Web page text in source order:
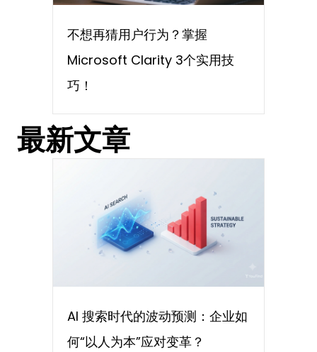
不想再猜用户行为？掌握
Microsoft Clarity 3个实用技
巧！
最新文章
AI 搜索时代的波动预测：企业如
何“以人为本”应对变革？